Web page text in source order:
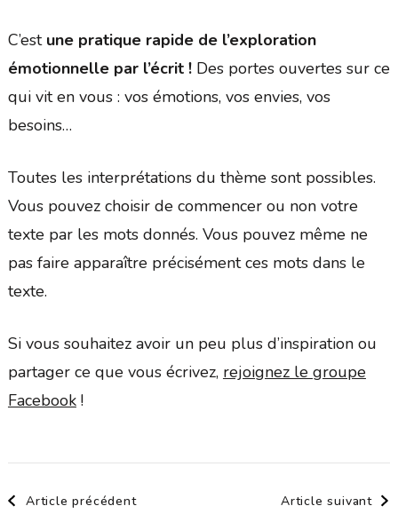
C’est une pratique rapide de l’exploration
émotionnelle par l’écrit ! Des portes ouvertes sur ce
qui vit en vous : vos émotions, vos envies, vos
besoins…
Toutes les interprétations du thème sont possibles.
Vous pouvez choisir de commencer ou non votre
texte par les mots donnés. Vous pouvez même ne
pas faire apparaître précisément ces mots dans le
texte.
Si vous souhaitez avoir un peu plus d’inspiration ou
partager ce que vous écrivez, rejoignez le groupe
Facebook!
Navigation
Article précédent Article suivant